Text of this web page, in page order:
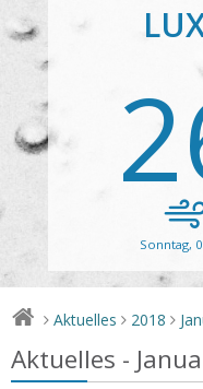
Sonntag,
> Aktuelles > 2018 >
Aktuelles -